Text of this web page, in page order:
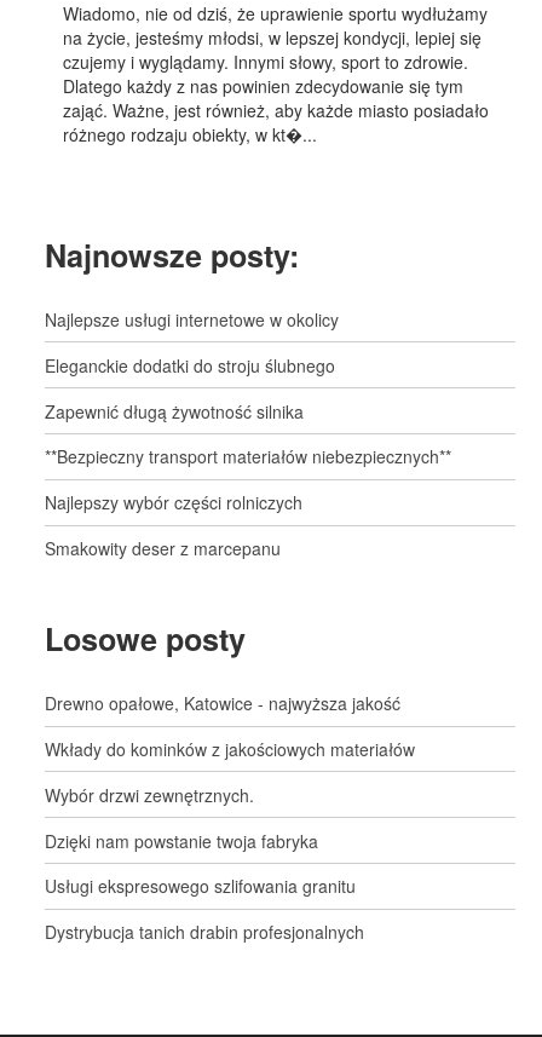
Wiadomo, nie od dziś, że uprawienie sportu wydłużamy
na życie, jesteśmy młodsi, w lepszej kondycji, lepiej się
czujemy i wyglądamy. Innymi słowy, sport to zdrowie.
Dlatego każdy z nas powinien zdecydowanie się tym
zająć. Ważne, jest również, aby każde miasto posiadało
różnego rodzaju obiekty, w kt�...
Najnowsze posty:
Najlepsze usługi internetowe w okolicy
Eleganckie dodatki do stroju ślubnego
Zapewnić długą żywotność silnika
**Bezpieczny transport materiałów niebezpiecznych**
Najlepszy wybór części rolniczych
Smakowity deser z marcepanu
Losowe posty
Drewno opałowe, Katowice - najwyższa jakość
Wkłady do kominków z jakościowych materiałów
Wybór drzwi zewnętrznych.
Dzięki nam powstanie twoja fabryka
Usługi ekspresowego szlifowania granitu
Dystrybucja tanich drabin profesjonalnych